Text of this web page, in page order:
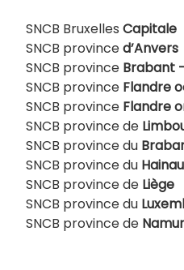
SNCB Bruxelles Capitale
SNCB provinced’Anvers
SNCB province Brabant
SNCB province Flandre
SNCB province Flandre
SNCB province de
SNCB province du
SNCB province du
SNCB province de Liège
SNCB province du
SNCB province de Namur